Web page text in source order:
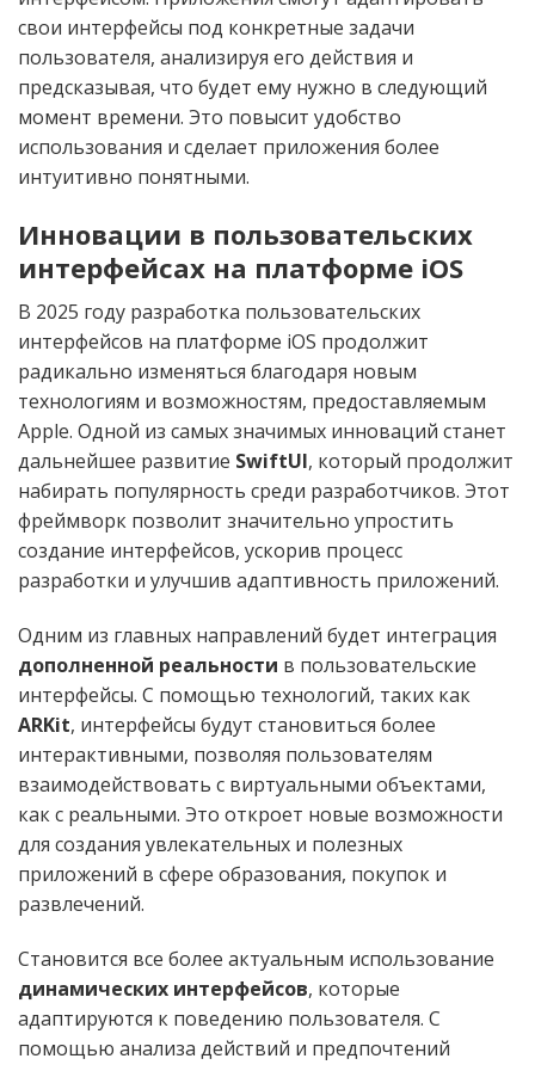
свои интерфейсы под конкретные задачи
пользователя, анализируя его действия и
предсказывая, что будет ему нужно в следующий
момент времени. Это повысит удобство
использования и сделает приложения более
интуитивно понятными.
Инновации в пользовательских
интерфейсах на платформе iOS
В 2025 году разработка пользовательских
интерфейсов на платформе iOS продолжит
радикально изменяться благодаря новым
технологиям и возможностям, предоставляемым
Apple. Одной из самых значимых инноваций станет
дальнейшее развитие SwiftUI, который продолжит
набирать популярность среди разработчиков. Этот
фреймворк позволит значительно упростить
создание интерфейсов, ускорив процесс
разработки и улучшив адаптивность приложений.
Одним из главных направлений будет интеграция
дополненной реальности в пользовательские
интерфейсы. С помощью технологий, таких как
ARKit, интерфейсы будут становиться более
интерактивными, позволяя пользователям
взаимодействовать с виртуальными объектами,
как с реальными. Это откроет новые возможности
для создания увлекательных и полезных
приложений в сфере образования, покупок и
развлечений.
Становится все более актуальным использование
динамических интерфейсов, которые
адаптируются к поведению пользователя. С
помощью анализа действий и предпочтений